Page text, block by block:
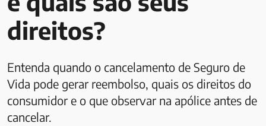
direitos?
Entenda quando o cancelamento de Seguro de
Vida pode gerar reembolso, quais os direitos do
consumidor e o que observar na apólice antes de
cancelar.